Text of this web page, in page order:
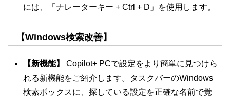
には、「ナレーターキー + Ctrl + D」を使用します。
【Windows検索改善】
【新機能】
Copilot+ PCで設定をより簡単に見つけら
れる新機能をご紹介します。タスクバーのWindows
検索ボックスに、探している設定を正確な名前で覚